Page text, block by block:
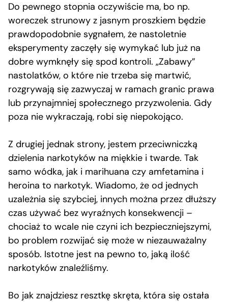
Do pewnego stopnia oczywiście ma, bo np.
woreczek strunowy z jasnym proszkiem będzie
prawdopodobnie sygnałem, że nastoletnie
eksperymenty zaczęły się wymykać lub już na
dobre wymknęły się spod kontroli. „Zabawy”
nastolatków, o które nie trzeba się martwić,
rozgrywają się zazwyczaj w ramach granic prawa
lub przynajmniej społecznego przyzwolenia. Gdy
poza nie wykraczają, robi się niepokojąco.
Z drugiej jednak strony, jestem przeciwniczką
dzielenia narkotyków na miękkie i twarde. Tak
samo wódka, jak i marihuana czy amfetamina i
heroina to narkotyk. Wiadomo, że od jednych
uzależnia się szybciej, innych można przez dłuższy
czas używać bez wyraźnych konsekwencji –
chociaż to wcale nie czyni ich bezpieczniejszymi,
bo problem rozwijać się może w niezauważalny
sposób. Istotne jest na pewno to, jaką ilość
narkotyków znaleźliśmy.
Bo jak znajdziesz resztkę skręta, która się ostała